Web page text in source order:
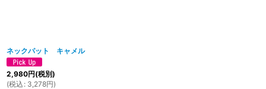
ネックパット キャメル
2,980円(税別)
(税込 : 3,278円)